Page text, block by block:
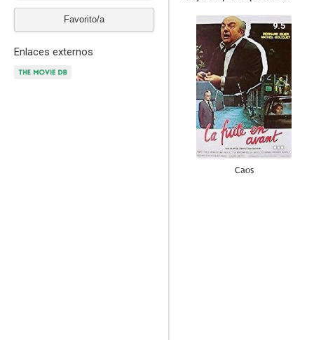
Favorito/a
Enlaces externos
9.5
Caos